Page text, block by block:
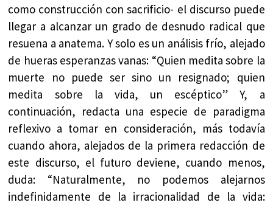
como construcción con sacrificio- el discurso puede
llegar a alcanzar un grado de desnudo radical que
resuena a anatema. Y solo es un análisis frío, alejado
de hueras esperanzas vanas: “Quien medita sobre la
muerte no puede ser sino un resignado; quien
medita sobre la vida, un escéptico” Y, a
continuación, redacta una especie de paradigma
reflexivo a tomar en consideración, más todavía
cuando ahora, alejados de la primera redacción de
este discurso, el futuro deviene, cuando menos,
duda: “Naturalmente, no podemos alejarnos
indefinidamente de la irracionalidad de la vida: